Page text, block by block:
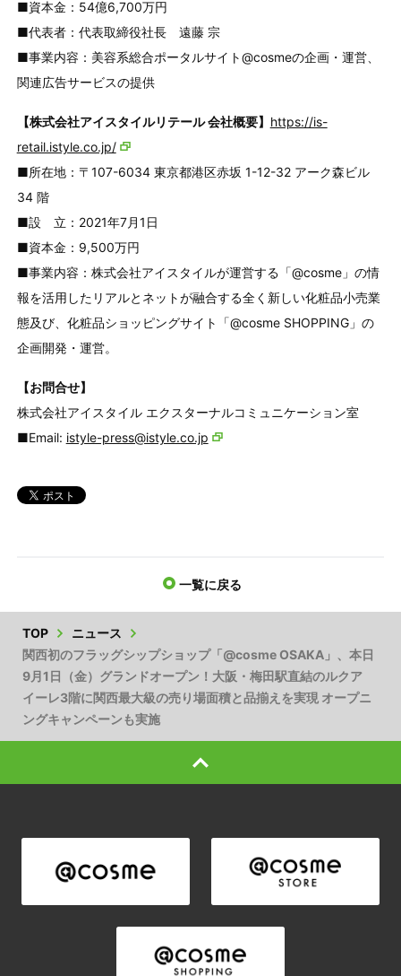
■資本金：54億6,700万円
■代表者：代表取締役社長 遠藤 宗
■事業内容：美容系総合ポータルサイト@cosmeの企画・運営、
関連広告サービスの提供
【株式会社アイスタイルリテール 会社概要】 https://is-
retail.istyle.co.jp/
■所在地：〒107-6034 東京都港区赤坂 1-12-32 アーク森ビル
34 階
■設 立：2021年7月1日
■資本金：9,500万円
■事業内容：株式会社アイスタイルが運営する「@cosme」の情
報を活用したリアルとネットが融合する全く新しい化粧品小売業
態及び、化粧品ショッピングサイト「@cosme SHOPPING」の
企画開発・運営。
【お問合せ】
株式会社アイスタイル エクスターナルコミュニケーション室
■Email: istyle-press@istyle.co.jp
一覧に戻る
TOP
ニュース
関西初のフラッグシップショップ「@cosme OSAKA」、本日
9月1日（金）グランドオープン！大阪・梅田駅直結のルクア
イーレ3階に関西最大級の売り場面積と品揃えを実現 オープニ
ングキャンペーンも実施